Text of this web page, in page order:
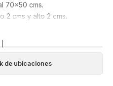
70x50 cms.
2 cms y alto 2 cms.
de ubicaciones